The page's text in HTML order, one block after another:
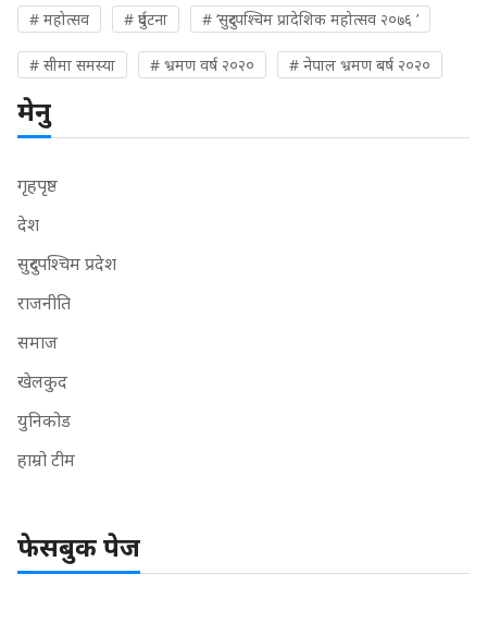
# महोत्सव # दुर्घटना # ‘सुदुरपश्चिम प्रादेशिक महोत्सव २०७६ ’
# सीमा समस्या # भ्रमण वर्ष २०२० # नेपाल भ्रमण बर्ष २०२०
मेनु
गृहपृष्ठ
देश
सुदुरपश्चिम प्रदेश
राजनीति
समाज
खेलकुद
युनिकोड
हाम्रो टीम
फेसबुक पेज